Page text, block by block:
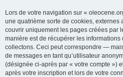
Lors de votre navigation sur «
une quatrième sorte de cookies, externes
couvrir uniquement les pages créées par
manière est de récupérer les
collectons. Ceci peut correspondre —
de messages en tant qu’utilisateur
(désignée ci-après par « votre compte »)
après votre inscription et lors de votre